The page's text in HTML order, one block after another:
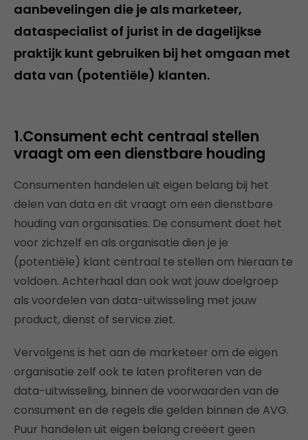
aanbevelingen die je als marketeer,
dataspecialist of jurist in de dagelijkse
praktijk kunt gebruiken bij het omgaan met
data van (potentiële) klanten.
1.Consument echt centraal stellen
vraagt om een dienstbare houding
Consumenten handelen uit eigen belang bij het
delen van data en dit vraagt om een dienstbare
houding van organisaties. De consument doet het
voor zichzelf en als organisatie dien je je
(potentiële) klant centraal te stellen om hieraan te
voldoen. Achterhaal dan ook wat jouw doelgroep
als voordelen van data-uitwisseling met jouw
product, dienst of service ziet.
Vervolgens is het aan de marketeer om de eigen
organisatie zelf ook te laten profiteren van de
data-uitwisseling, binnen de voorwaarden van de
consument en de regels die gelden binnen de AVG.
Puur handelen uit eigen belang creëert geen